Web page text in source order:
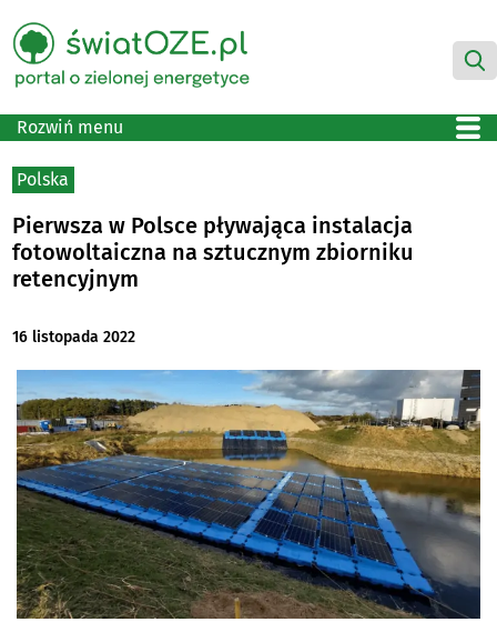
Rozwiń menu
Polska
Pierwsza w Polsce pływająca instalacja
fotowoltaiczna na sztucznym zbiorniku
retencyjnym
16 listopada 2022